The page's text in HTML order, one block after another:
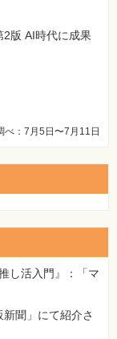
2版 AI時代に成果
：7月5日〜7月11日
し活入門』：「マ
新聞」にて紹介さ